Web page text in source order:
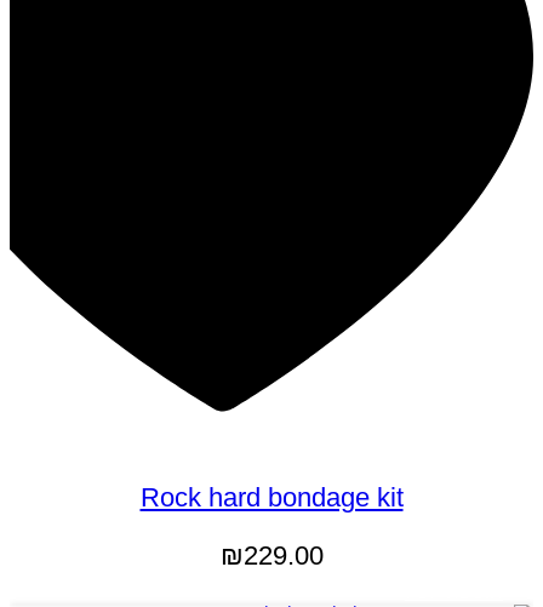
Rock hard bondage kit
₪229.00